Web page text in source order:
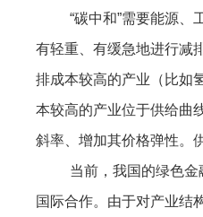
“碳中和”需要能源、
有轻重、有缓急地进行减
排成本较高的产业（比如
本较高的产业位于供给曲
斜率、增加其价格弹性。
当前，我国的绿色
国际合作。由于对产业结